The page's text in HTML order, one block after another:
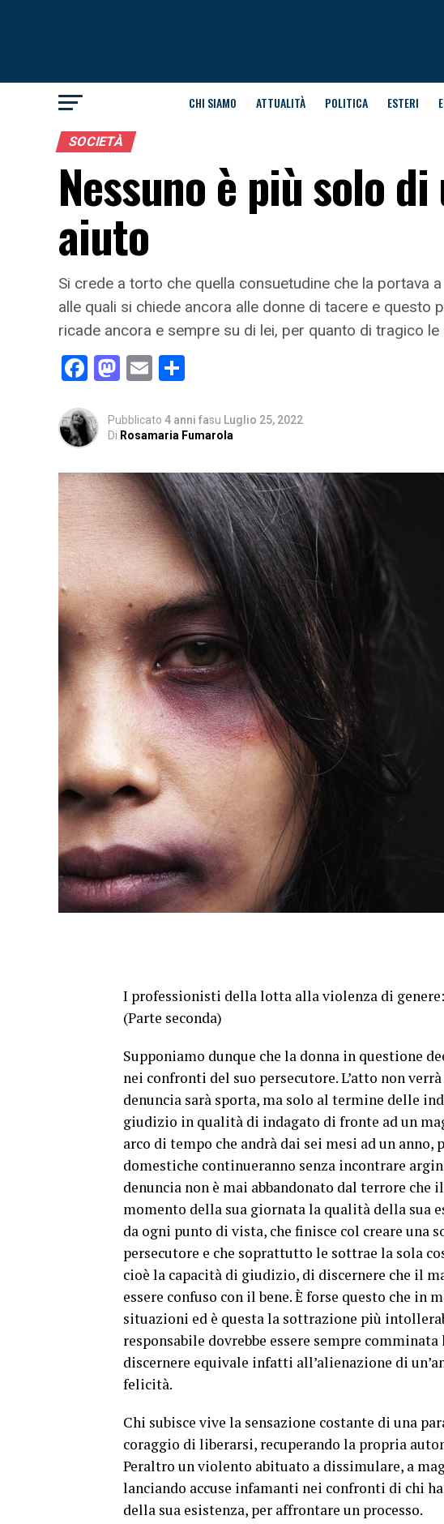
CHI SIAMO ATTUALITÀ POLITICA ESTERI
SOCIETÀ
Nessuno è più solo
aiuto
Si crede a torto che quella consuetudine che la portava
alle quali si chiede ancora alle donne di tacere e questo
ricade ancora e sempre su di lei, per quanto di tragico
Facebook
Mastodon
Email
Pubblicato 4 anni fasu Luglio 25, 2022
Di Rosamaria Fumarola
I professionisti della lotta alla violenza di
(Parte seconda)
Supponiamo dunque che la donna in questione
nei confronti del suo persecutore. L’atto non
denuncia sarà sporta, ma solo al termine delle
giudizio in qualità di indagato di fronte ad un
arco di tempo che andrà dai sei mesi ad un
domestiche continueranno senza incontrare
denuncia non è mai abbandonato dal terrore
momento della sua giornata la qualità della sua
da ogni punto di vista, che finisce col creare
persecutore e che soprattutto le sottrae la sola
cioè la capacità di giudizio, di discernere che il
essere confuso con il bene. È forse questo che
situazioni ed è questa la sottrazione più
responsabile dovrebbe essere sempre
discernere equivale infatti all’alienazione di
felicità.
Chi subisce vive la sensazione costante di una
coraggio di liberarsi, recuperando la propria
Peraltro un violento abituato a dissimulare, a
lanciando accuse infamanti nei confronti di chi
della sua esistenza, per affrontare un processo.